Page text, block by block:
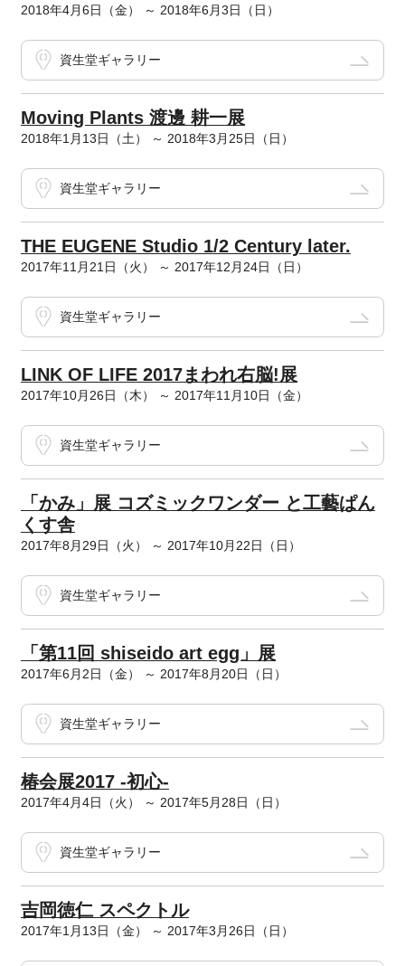
2018年4月6日（金） ～ 2018年6月3日（日）
資生堂ギャラリー
Moving Plants 渡邊 耕一展
2018年1月13日（土） ～ 2018年3月25日（日）
資生堂ギャラリー
THE EUGENE Studio 1/2 Century later.
2017年11月21日（火） ～ 2017年12月24日（日）
資生堂ギャラリー
LINK OF LIFE 2017まわれ右脳!展
2017年10月26日（木） ～ 2017年11月10日（金）
資生堂ギャラリー
「かみ」展 コズミックワンダー と工藝ぱん
くす舎
2017年8月29日（火） ～ 2017年10月22日（日）
資生堂ギャラリー
「第11回 shiseido art egg」展
2017年6月2日（金） ～ 2017年8月20日（日）
資生堂ギャラリー
椿会展2017 -初心-
2017年4月4日（火） ～ 2017年5月28日（日）
資生堂ギャラリー
吉岡徳仁 スペクトル
2017年1月13日（金） ～ 2017年3月26日（日）